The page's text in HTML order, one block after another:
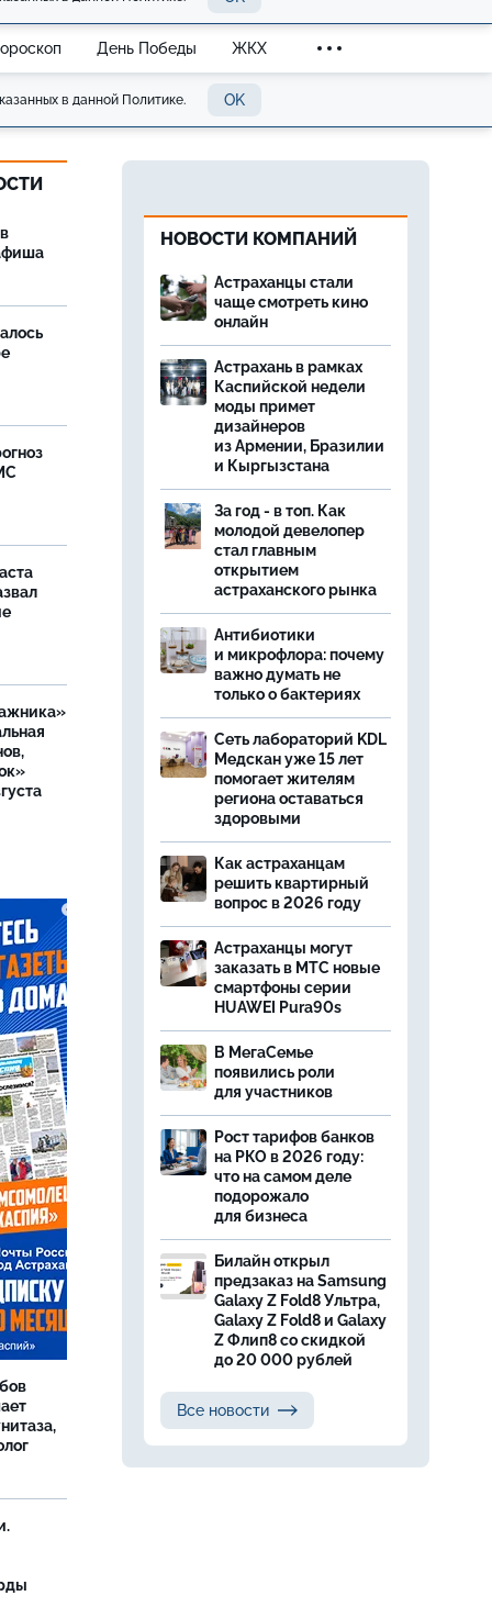
День Победы ЖКХ
в данной Политике. OK
НОВОСТИ КОМПАНИЙ
Астраханцы стали
чаще смотреть кино
онлайн
Астрахань в рамках
Каспийской недели
моды примет
дизайнеров
из Армении, Бразилии
и Кыргызстана
За год - в топ. Как
молодой девелопер
стал главным
открытием
астраханского рынка
Антибиотики
и микрофлора: почему
важно думать не
только о бактериях
Сеть лабораторий KDL
Медскан уже 15 лет
помогает жителям
региона оставаться
здоровыми
Как астраханцам
решить квартирный
вопрос в 2026 году
Астраханцы могут
заказать в МТС новые
смартфоны серии
HUAWEI Pura90s
В МегаСемье
появились роли
для участников
Рост тарифов банков
на РКО в 2026 году:
что на самом деле
подорожало
для бизнеса
Билайн открыл
предзаказ на Samsung
Galaxy Z Fold8 Ультра,
Galaxy Z Fold8 и Galaxy
Z Флип8 со скидкой
до 20 000 рублей
Все новости